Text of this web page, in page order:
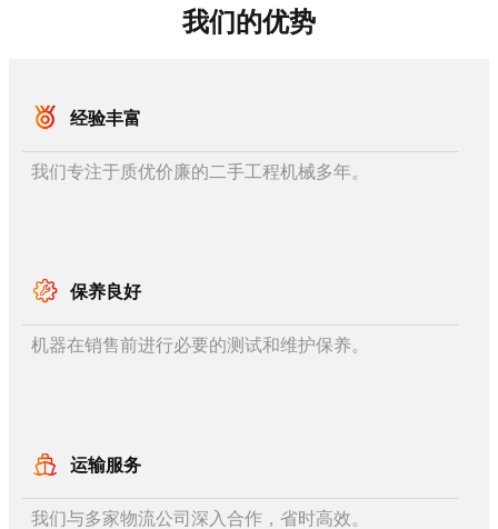
我们的优势
经验丰富
我们专注于质优价廉的二手工程机械多年。
保养良好
机器在销售前进行必要的测试和维护保养。
运输服务
我们与多家物流公司深入合作，省时高效。